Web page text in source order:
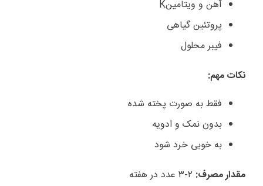
آهن و ویتامینK
پروتئین گیاهی
فیبر محلول
نکات مهم:
فقط به صورت پخته شده
بدون نمک و ادویه
به خوبی خرد شود
مقدار مصرف: ۲-۳ عدد در هفته